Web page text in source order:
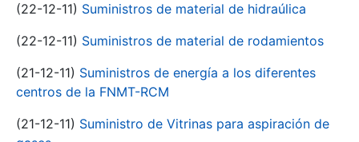
(22-12-11) Suministros de material de hidraúlica
(22-12-11) Suministros de material de rodamientos
(21-12-11) Suministros de energía a los diferentes
centros de la FNMT-RCM
(21-12-11) Suministro de Vitrinas para aspiración de